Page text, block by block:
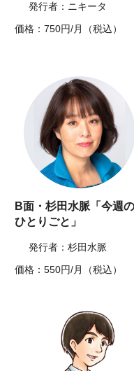
発行者：ニキータ
価格：750円/月（税込）
B面・杉田水脈「今週の
ひとりごと」
発行者：杉田水脈
価格：550円/月（税込）